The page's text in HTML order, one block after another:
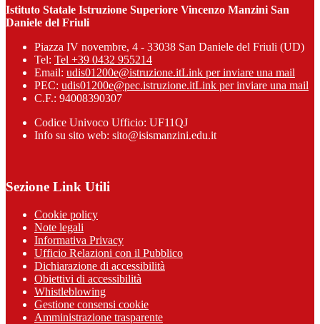
Istituto Statale Istruzione Superiore Vincenzo Manzini San
Daniele del Friuli
Piazza IV novembre, 4 - 33038 San Daniele del Friuli (UD)
Tel: Tel +39 0432 955214
Email: udis01200e@istruzione.itLink per inviare una mail
PEC: udis01200e@pec.istruzione.itLink per inviare una mail
C.F.: 94008390307
Codice Univoco Ufficio: UF11QJ
Info su sito web: sito@isismanzini.edu.it
Sezione Link Utili
Cookie policy
Note legali
Informativa Privacy
Ufficio Relazioni con il Pubblico
Dichiarazione di accessibilità
Obiettivi di accessibilità
Whistleblowing
Gestione consensi cookie
Amministrazione trasparente